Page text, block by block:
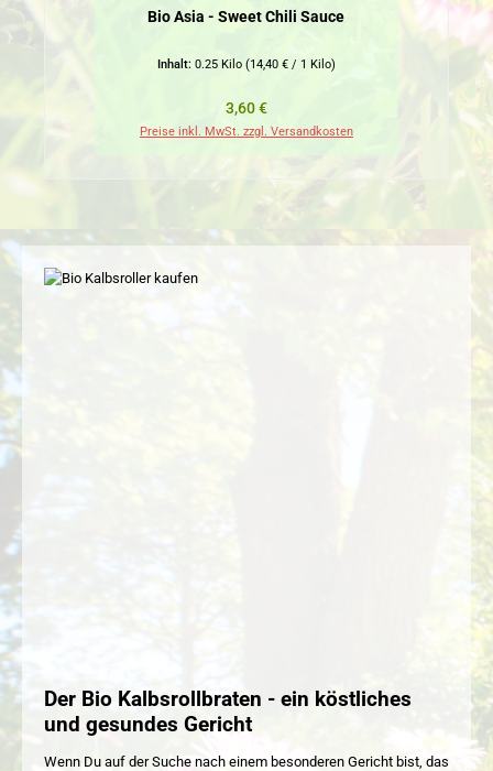
Bio Asia - Sweet Chili Sauce
Inhalt: 0.25 Kilo (14,40 € / 1 Kilo)
Regulärer Preis:
3,60 €
Preise inkl. MwSt. zzgl. Versandkosten
Der Bio Kalbsrollbraten - ein köstliches
und gesundes Gericht
Wenn Du auf der Suche nach einem besonderen Gericht bist, das